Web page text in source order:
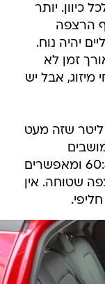
כיוון. יותר
הרצפה
יהיה נוח.
זמן לא
מיזוג, אבל יש
תא המטען מציע נפח סביר של 260 ליטר שזה מעט
האחוריים מתפצלים בחלוקה של 60:40 ומאפשרים
שטוחה. אין